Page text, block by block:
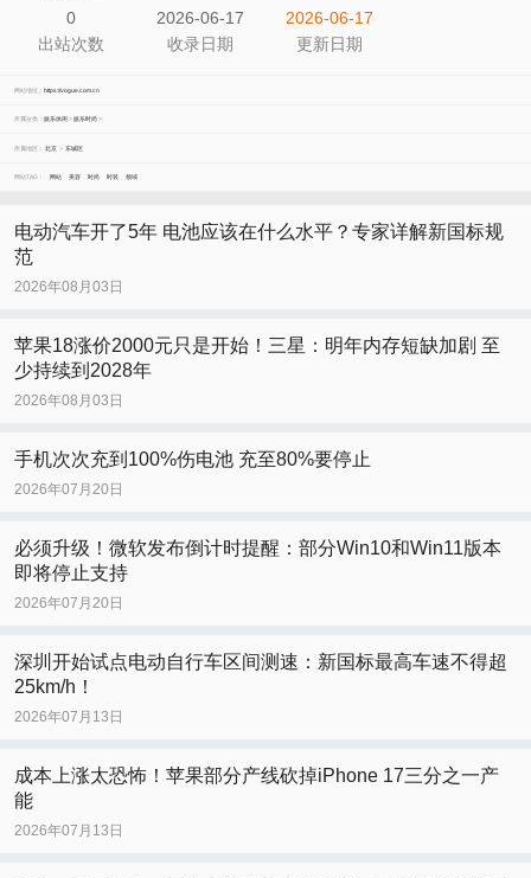
0
出站次数
2026-06-17
收录日期
2026-06-17
更新日期
网站地址： https://vogue.com.cn
所属分类： 娱乐休闲 >娱乐时尚>
所属地区： 北京> 东城区
网站TAG： 网站 美容 时尚 时装 领域
电动汽车开了5年 电池应该在什么水平？专家详解新国标规
范
2026年08月03日
苹果18涨价2000元只是开始！三星：明年内存短缺加剧 至
少持续到2028年
2026年08月03日
手机次次充到100%伤电池 充至80%要停止
2026年07月20日
必须升级！微软发布倒计时提醒：部分Win10和Win11版本
即将停止支持
2026年07月20日
深圳开始试点电动自行车区间测速：新国标最高车速不得超
25km/h！
2026年07月13日
成本上涨太恐怖！苹果部分产线砍掉iPhone 17三分之一产
能
2026年07月13日